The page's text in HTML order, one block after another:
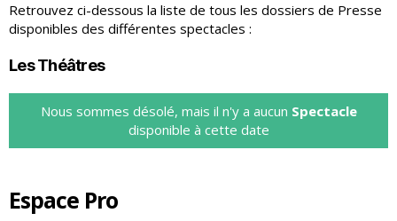
Espace Pro
Retrouvez ci-dessous la liste de tous les dossiers de Presse
disponibles des différentes spectacles :
Les Théâtres
Nous sommes désolé, mais il n'y a aucun Spectacle
disponible à cette date